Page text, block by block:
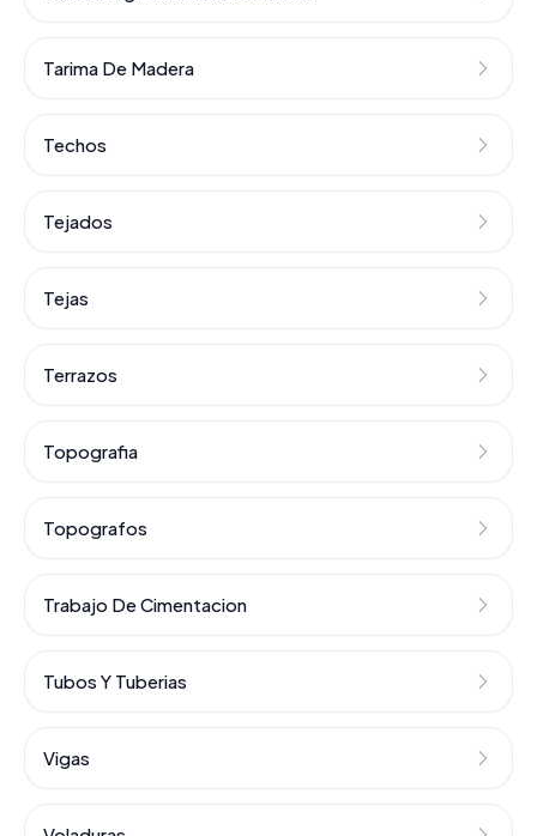
Tarima De Madera
Techos
Tejados
Tejas
Terrazos
Topografia
Topografos
Trabajo De Cimentacion
Tubos Y Tuberias
Vigas